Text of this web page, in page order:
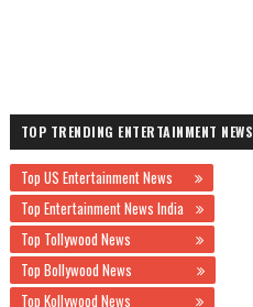
TOP TRENDING ENTERTAINMENT NEWS
Top US Entertainment News
Top Entertainment News India
Top Tollywood News
Top Bollywood News
Top Kollywood News